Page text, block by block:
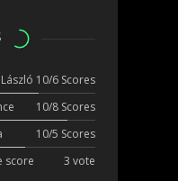
10/6 Scores
10/8 Scores
10/5 Scores
score 3 vote